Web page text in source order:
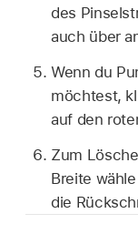
des
auch über
Wenn du
möchtest,
auf den
Zum
Breite
die